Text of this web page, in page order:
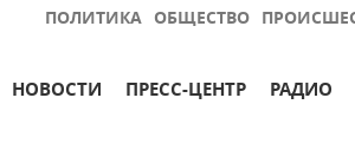
ПОЛИТИКА ОБЩЕСТВО
НОВОСТИ ПРЕСС-ЦЕНТР РАДИО